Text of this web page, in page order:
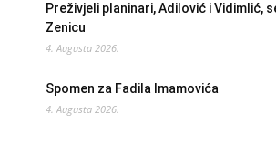
Preživjeli planinari, Adilović i Vidimlić,
Zenicu
4. Augusta 2026.
Spomen za Fadila Imamovića
4. Augusta 2026.